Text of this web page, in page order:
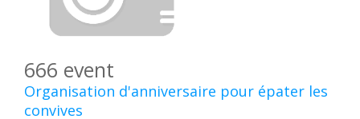
666 event
Organisation d'anniversaire pour épater les
convives